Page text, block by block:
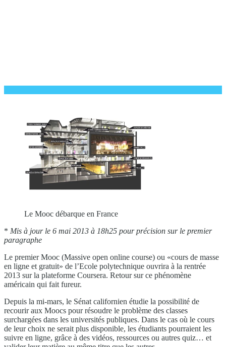
Le Mooc débarque en France
* Mis à jour le 6 mai 2013 à 18h25 pour précision sur le premier
paragraphe
Le premier Mooc (Massive open online course) ou «cours de masse
en ligne et gratuit» de l’Ecole polytechnique ouvrira à la rentrée
2013 sur la plateforme Coursera. Retour sur ce phénomène
américain qui fait fureur.
Depuis la mi-mars, le Sénat californien étudie la possibilité de
recourir aux Moocs pour résoudre le problème des classes
surchargées dans les universités publiques. Dans le cas où le cours
de leur choix ne serait plus disponible, les étudiants pourraient les
suivre en ligne, grâce à des vidéos, ressources ou autres quiz… et